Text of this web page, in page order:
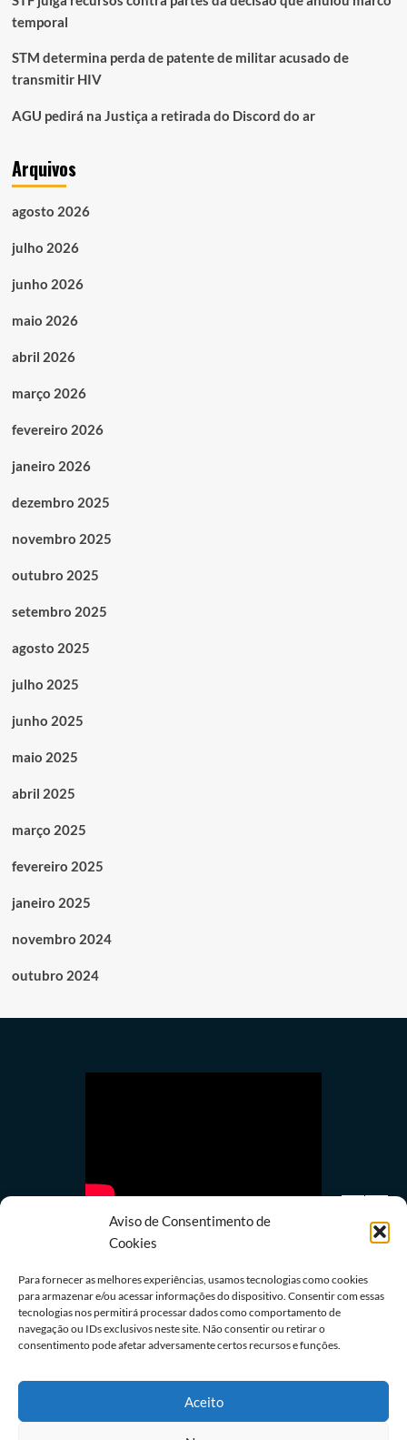
Aviso de Consentimento de
Cookies
Para fornecer as melhores experiências, usamos tecnologias como cookies
para armazenar e/ou acessar informações do dispositivo. Consentir com essas
tecnologias nos permitirá processar dados como comportamento de
navegação ou IDs exclusivos neste site. Não consentir ou retirar o
consentimento pode afetar adversamente certos recursos e funções.
Aceito
temporal
STM determina perda de patente de militar acusado de
transmitir HIV
AGU pedirá na Justiça a retirada do Discord do ar
Arquivos
agosto 2026
julho 2026
junho 2026
maio 2026
abril 2026
março 2026
fevereiro 2026
janeiro 2026
dezembro 2025
novembro 2025
outubro 2025
setembro 2025
agosto 2025
julho 2025
junho 2025
maio 2025
abril 2025
março 2025
fevereiro 2025
janeiro 2025
novembro 2024
outubro 2024
Política
Partidos têm até o dia 15 para registrarem
candidaturas nos tribunais
Redação 08/08/2026